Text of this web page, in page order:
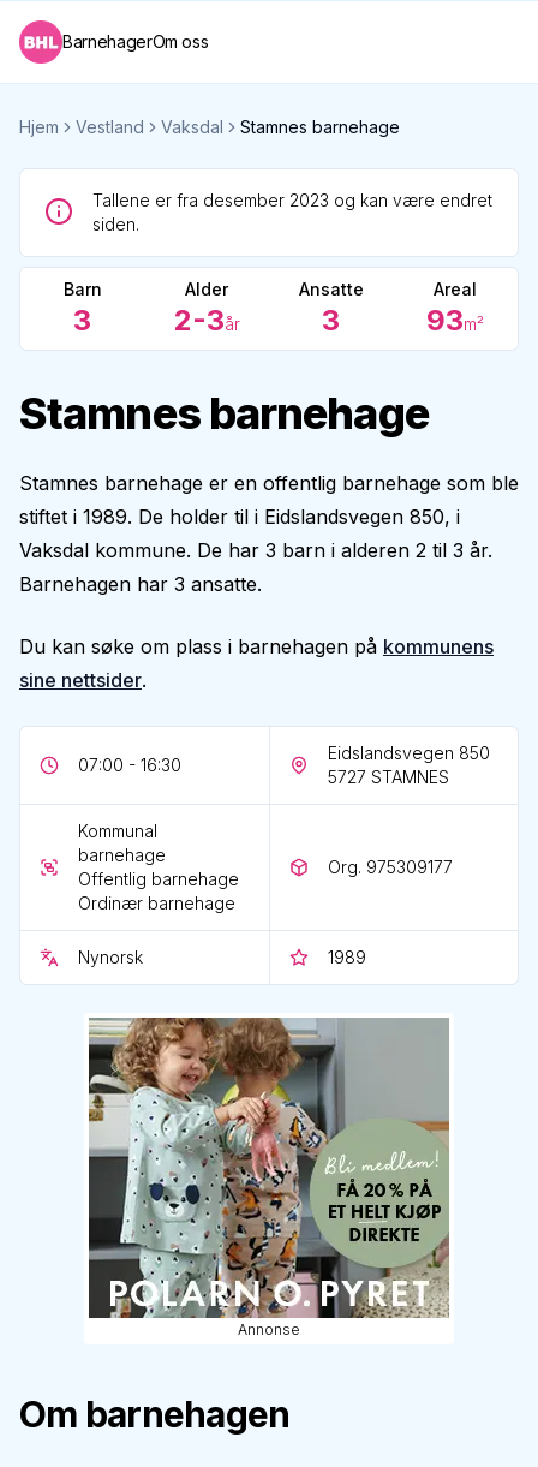
BarnehagerOm oss
Hjem Vestland Vaksdal Stamnes barnehage
Tallene er fra desember 2023 og kan være endret
siden.
Barn
3
Alder
2-3år
Ansatte
3
Areal
93m²
Stamnes barnehage
Stamnes barnehage er en offentlig barnehage som ble
stiftet i 1989. De holder til i Eidslandsvegen 850, i
Vaksdal kommune. De har 3 barn i alderen 2 til 3 år.
Barnehagen har 3 ansatte.
Du kan søke om plass i barnehagen på kommunens
sine nettsider.
07:00 - 16:30
Eidslandsvegen 850
5727 STAMNES
Kommunal
barnehage
Offentlig barnehage
Ordinær barnehage
Org. 975309177
Nynorsk 1989
Annonse
Om barnehagen